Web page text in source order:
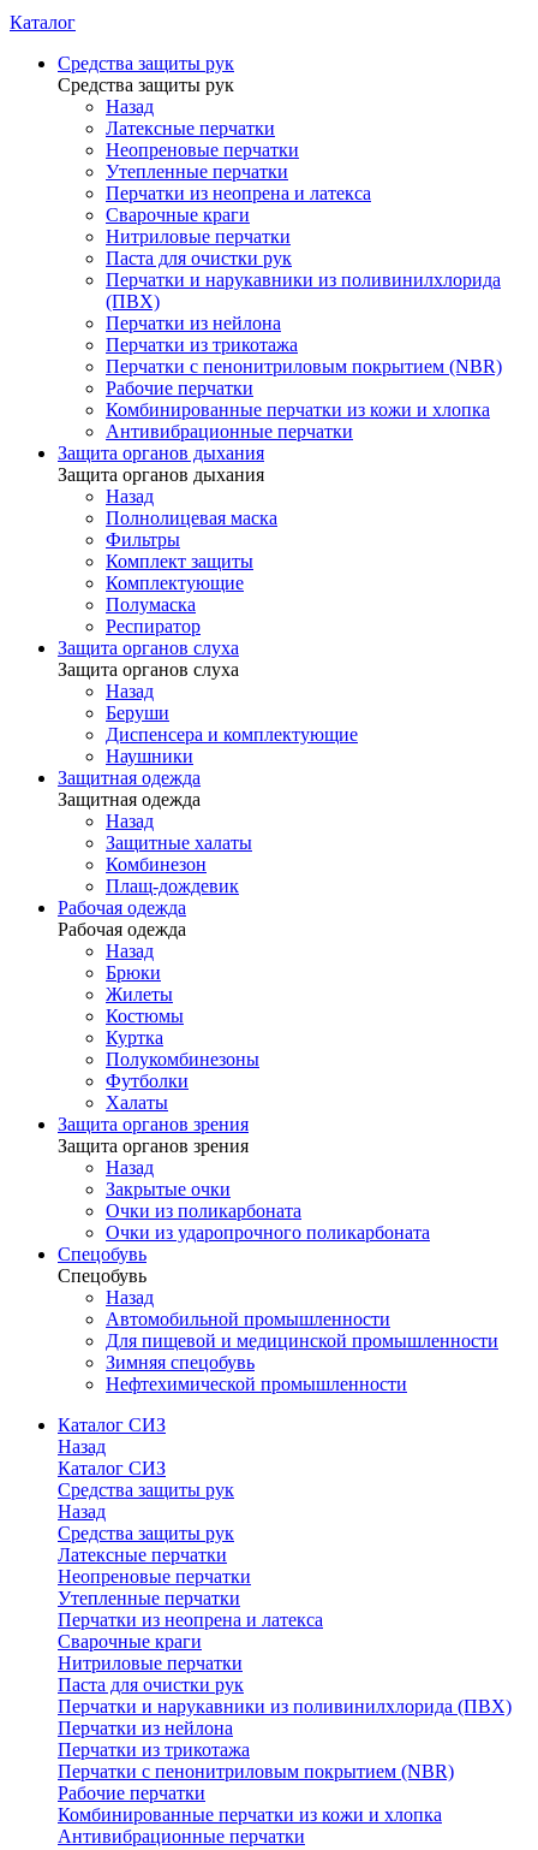
Каталог
Средства защиты рук
Средства защиты рук
Назад
Латексные перчатки
Неопреновые перчатки
Утепленные перчатки
Перчатки из неопрена и латекса
Сварочные краги
Нитриловые перчатки
Паста для очистки рук
Перчатки и нарукавники из поливинилхлорида
(ПВХ)
Перчатки из нейлона
Перчатки из трикотажа
Перчатки с пенонитриловым покрытием (NBR)
Рабочие перчатки
Комбинированные перчатки из кожи и хлопка
Антивибрационные перчатки
Защита органов дыхания
Защита органов дыхания
Назад
Полнолицевая маска
Фильтры
Комплект защиты
Комплектующие
Полумаска
Респиратор
Защита органов слуха
Защита органов слуха
Назад
Беруши
Диспенсера и комплектующие
Наушники
Защитная одежда
Защитная одежда
Назад
Защитные халаты
Комбинезон
Плащ-дождевик
Рабочая одежда
Рабочая одежда
Назад
Брюки
Жилеты
Костюмы
Куртка
Полукомбинезоны
Футболки
Халаты
Защита органов зрения
Защита органов зрения
Назад
Закрытые очки
Очки из поликарбоната
Очки из ударопрочного поликарбоната
Спецобувь
Спецобувь
Назад
Автомобильной промышленности
Для пищевой и медицинской промышленности
Зимняя спецобувь
Нефтехимической промышленности
Каталог СИЗ
Назад
Каталог СИЗ
Средства защиты рук
Назад
Средства защиты рук
Латексные перчатки
Неопреновые перчатки
Утепленные перчатки
Перчатки из неопрена и латекса
Сварочные краги
Нитриловые перчатки
Паста для очистки рук
Перчатки и нарукавники из поливинилхлорида (ПВХ)
Перчатки из нейлона
Перчатки из трикотажа
Перчатки с пенонитриловым покрытием (NBR)
Рабочие перчатки
Комбинированные перчатки из кожи и хлопка
Антивибрационные перчатки